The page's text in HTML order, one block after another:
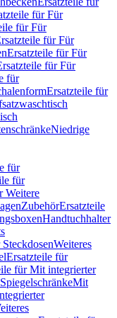
für Für
für Für
für Für
Ersatzteile für Für
für Für
für
Ersatzteile für
Niedrige
für
für
Weitere
ZubehörErsatzteile
Handtuchhalter
Weiteres
Ersatzteile für
für Mit integrierter
Mit